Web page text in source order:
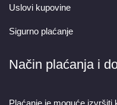
Uslovi kupovine
Sigurno plaćanje
Način plaćanja i